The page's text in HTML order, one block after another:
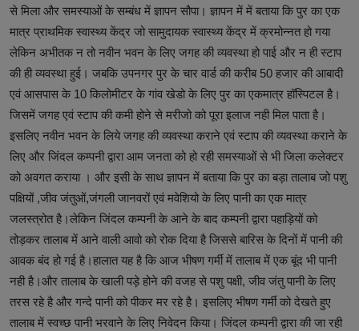
से मिला और समस्याओं के सम्बंध में ज्ञापन सौपा। ज्ञापन में में बताया कि पुर का एक
मात्र प्राथमिक स्वास्थ्य केंद्र जो सामुदायक स्वास्थ्य केंद्र में क्रमोन्नत हो गया
लेकिन अभीतक न तो नवीन भवन के लिए जगह की व्यवस्था हो पाई और न ही स्टाप
की ही व्यवस्था हुई। जबकि उपनगर पुर के चार वार्ड की करीब 50 हजार की आबादी
एवं आसपास के 10 किलोमीटर के गांव खेडो के लिए पुर का एकमात्र हॉस्पिटल है।
जिसमें जगह एवं स्टाप की कमी होने से मरीजो को पूरा इलाज नही मिल पाता है।
इसलिए नवीन भवन के लिये जगह की व्यवस्था कराने एवं स्टाप की व्यवस्था कराने के
लिए और जिंदल कम्पनी द्वारा आम जनता को हो रही समस्याओं से भी जिला कलेक्टर
को अवगत कराया । और इसी के साथ ज्ञापन में बताया कि पुर का बड़ा तालाब जो पशु
पक्षियों ,जीव जंतुओं,जंगली जानवरों एवं मवेशियो के लिए पानी का एक मात्र
जलस्त्रोत है।लेकिन जिंदल कम्पनी के आने के बाद कम्पनी द्वारा पहाड़ियों को
तोड़कर तालाब में आने वाली आवो को रोक दिया है जिससे बारिस के दिनों में पानी की
आवक बंद हो गई है।हालात यह है कि आज भीषण गर्मी में तालाब में एक बूंद भी पानी
नही है।और तालाब के खाली पड़े होने की वजह से पशु पक्षी, जीव जंतु पानी के लिए
तरस रहे है और गन्दे पानी को पीकर मर रहे है। इसलिए भीषण गर्मी को देखते हुए
तालाब में स्वच्छ पानी भरवाने के लिए निवेदन किया। जिंदल कम्पनी द्वारा की जा रही